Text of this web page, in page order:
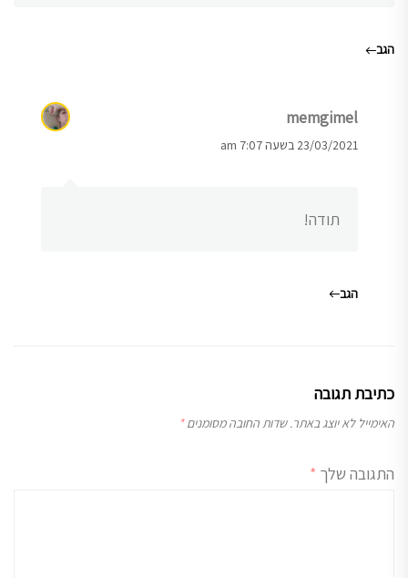
הגב
memgimel
23/03/2021 בשעה 7:07 am
תודה!
הגב
כתיבת תגובה
האימייל לא יוצג באתר. שדות החובה מסומנים*
התגובה שלך *